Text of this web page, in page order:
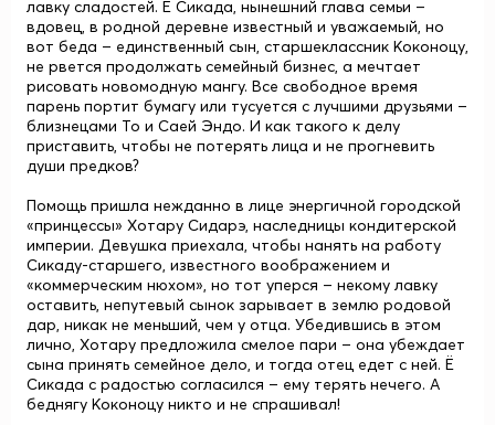
лавку сладостей. Ё Сикада, нынешний глава семьи –
вдовец, в родной деревне известный и уважаемый, но
вот беда – единственный сын, старшеклассник Коконоцу,
не рвется продолжать семейный бизнес, а мечтает
рисовать новомодную мангу. Все свободное время
парень портит бумагу или тусуется с лучшими друзьями –
близнецами То и Саей Эндо. И как такого к делу
приставить, чтобы не потерять лица и не прогневить
души предков?
Помощь пришла нежданно в лице энергичной городской
«принцессы» Хотару Сидарэ, наследницы кондитерской
империи. Девушка приехала, чтобы нанять на работу
Сикаду-старшего, известного воображением и
«коммерческим нюхом», но тот уперся – некому лавку
оставить, непутевый сынок зарывает в землю родовой
дар, никак не меньший, чем у отца. Убедившись в этом
лично, Хотару предложила смелое пари – она убеждает
сына принять семейное дело, и тогда отец едет с ней. Ё
Сикада с радостью согласился – ему терять нечего. А
беднягу Коконоцу никто и не спрашивал!